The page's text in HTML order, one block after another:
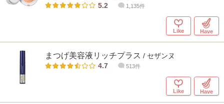
5.2
1,135件
Like Have
まつげ美容液リッチプラス / セザンヌ
4.7
513件
Like Have